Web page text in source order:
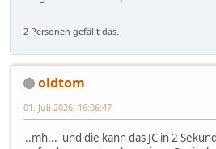
2 Personen gefällt das.
oldtom
01. Juli 2026, 16:06:47
..mh... und die kann das JC in 2